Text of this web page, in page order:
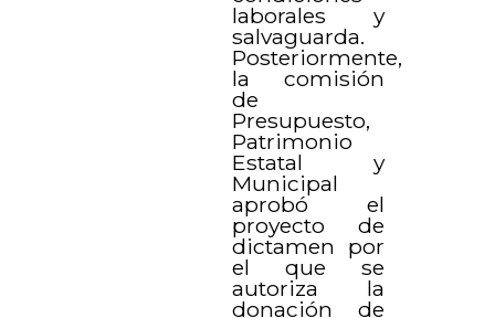
laborales y
salvaguarda.
Posteriormente,
la comisión
de
Presupuesto,
Patrimonio
Estatal y
Municipal
aprobó el
proyecto de
dictamen por
el que se
autoriza la
donación de